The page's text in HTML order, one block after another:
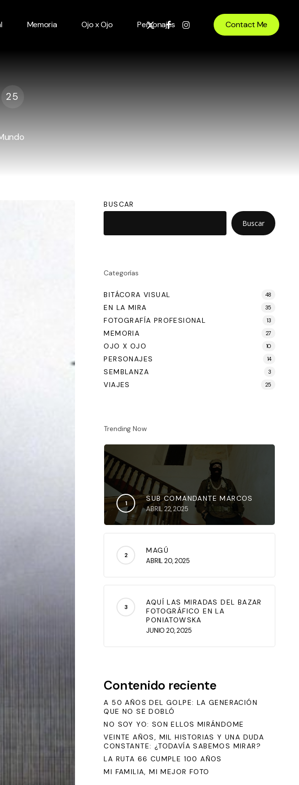
Memoria Ojo x Ojo Personajes
x-
facebookinstagram Contact Me
25
BUSCAR
Buscar
Categorías
BITÁCORA VISUAL 48
EN LA MIRA 35
FOTOGRAFÍA PROFESIONAL 13
MEMORIA 27
OJO X OJO 10
PERSONAJES 14
SEMBLANZA 3
VIAJES 25
Trending Now
SUB COMANDANTE MARCOS
ABRIL 22, 2025
MAGÚ
ABRIL 20, 2025
AQUÍ LAS MIRADAS DEL BAZAR
FOTOGRÁFICO EN LA
PONIATOWSKA
JUNIO 20, 2025
Contenido reciente
A 50 AÑOS DEL GOLPE: LA GENERACIÓN
QUE NO SE DOBLÓ
NO SOY YO: SON ELLOS MIRÁNDOME
VEINTE AÑOS, MIL HISTORIAS Y UNA DUDA
CONSTANTE: ¿TODAVÍA SABEMOS MIRAR?
LA RUTA 66 CUMPLE 100 AÑOS
MI FAMILIA, MI MEJOR FOTO